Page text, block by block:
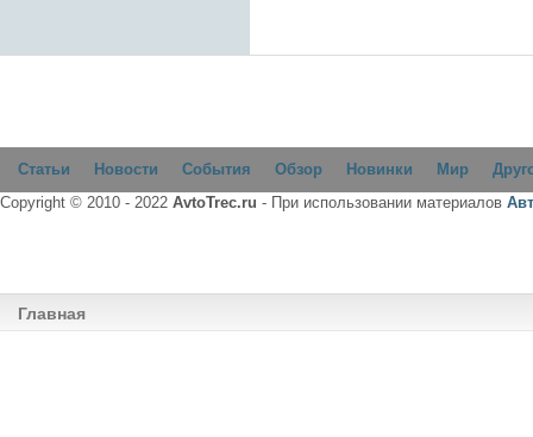
Статьи Новости События Обзор Новинки Мир
Copyright © 2010 - 2022 AvtoTrec.ru - При использовании материалов
Главная